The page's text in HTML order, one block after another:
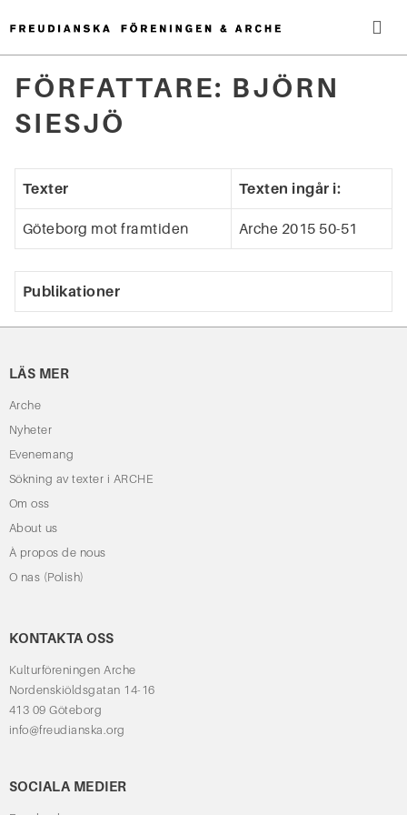
till
innehåll
efter:
FÖRFATTARE: BJÖRN
SIESJÖ
Texter Texten ingår i:
Göteborg mot framtiden Arche 2015 50-51
Publikationer
LÄS MER
Arche
Nyheter
Evenemang
Sökning av texter i ARCHE
Om oss
About us
À propos de nous
O nas (Polish)
KONTAKTA OSS
Kulturföreningen Arche
Nordenskiöldsgatan 14-16
413 09 Göteborg
info@freudianska.org
SOCIALA MEDIER